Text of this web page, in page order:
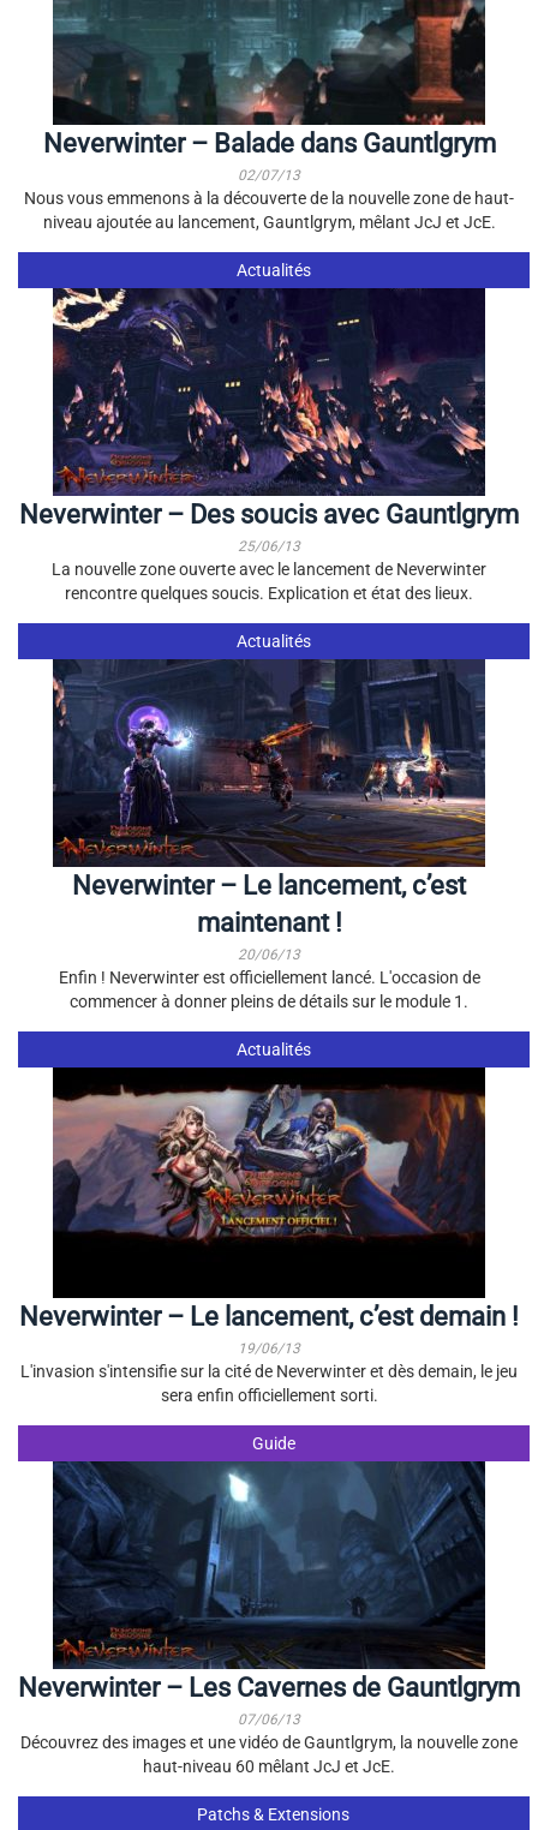
Neverwinter – Balade dans Gauntlgrym
02/07/13
Nous vous emmenons à la découverte de la nouvelle zone de haut-
niveau ajoutée au lancement, Gauntlgrym, mêlant JcJ et JcE.
Actualités
Neverwinter – Des soucis avec Gauntlgrym
25/06/13
La nouvelle zone ouverte avec le lancement de Neverwinter
rencontre quelques soucis. Explication et état des lieux.
Actualités
Neverwinter – Le lancement, c’est
maintenant !
20/06/13
Enfin ! Neverwinter est officiellement lancé. L'occasion de
commencer à donner pleins de détails sur le module 1.
Actualités
Neverwinter – Le lancement, c’est demain !
19/06/13
L'invasion s'intensifie sur la cité de Neverwinter et dès demain, le jeu
sera enfin officiellement sorti.
Guide
Neverwinter – Les Cavernes de Gauntlgrym
07/06/13
Découvrez des images et une vidéo de Gauntlgrym, la nouvelle zone
haut-niveau 60 mêlant JcJ et JcE.
Patchs & Extensions